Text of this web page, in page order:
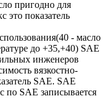
пригодно для
это показатель
- масло
до +35,+40) SAE
инженеров
вязкостно-
SAE. SAE
по SAE записывается